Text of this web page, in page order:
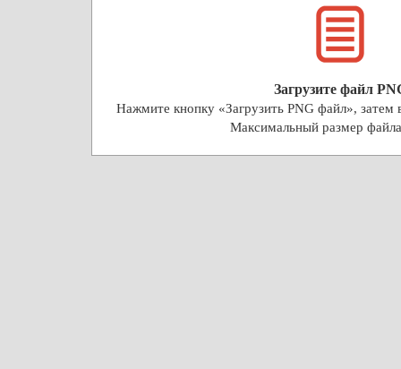
Загрузите файл
Нажмите кнопку «Загрузить PNG файл», затем
Максимальный размер